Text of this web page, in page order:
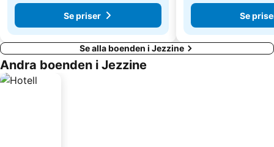
Se priser Se
Se alla boenden i Jezzine
Andra boenden i Jezzine